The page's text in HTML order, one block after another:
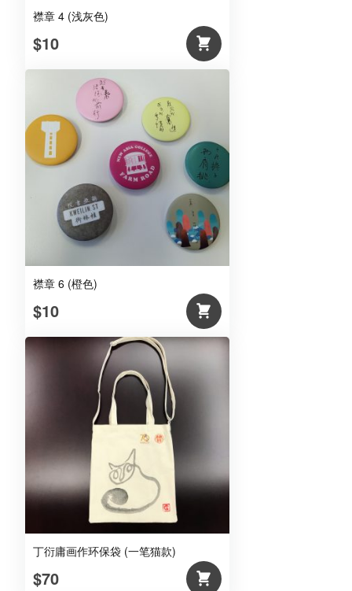
襟章 4 (浅灰色)
$10
襟章 6 (橙色)
$10
丁衍庸画作环保袋 (一笔猫款)
$70